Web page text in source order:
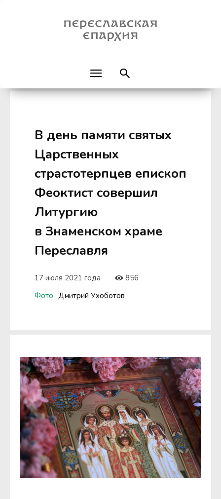
В день памяти святых
Царственных
страстотерпцев епископ
Феоктист совершил
Литургию
в Знаменском храме
Переславля
17 июля 2021 года
856
Фото Дмитрий Ухоботов